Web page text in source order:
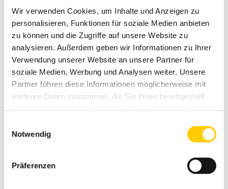
Wir verwenden Cookies, um Inhalte und Anzeigen zu
personalisieren, Funktionen für soziale Medien anbieten
zu können und die Zugriffe auf unsere Website zu
analysieren. Außerdem geben wir Informationen zu Ihrer
Verwendung unserer Website an unsere Partner für
soziale Medien, Werbung und Analysen weiter. Unsere
Partner führen diese Informationen möglicherweise mit
weiteren Daten zusammen, die Sie ihnen bereitgestellt
haben oder die sie im Rahmen Ihrer Nutzung der Dienste
Notwendig
Präferenzen
RAMMER R12P
HYDRAULIC HAMMER
vibrations- und schallgeschützt
runde Sperrachsen mit Schnellwechsel-System
servicefreundlich durch weniger Bauteile